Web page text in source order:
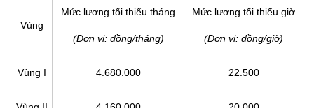
Vùng
Mức lương tối thiểu tháng
(Đơn vị: đồng/tháng)
Mức lương tối thiểu giờ
(Đơn vị: đồng/giờ)
Vùng I 4.680.000 22.500